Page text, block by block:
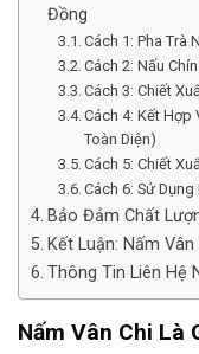
Đồng
Cách 1: Pha Trà
Cách 2: Nấu
Cách 3: Chiết
Cách 4: Kết Hợp
Toàn Diện)
Cách 5: Chiết
Cách 6: Sử
Bảo Đảm Chất
Kết Luận: Nấm
Thông Tin Liên Hệ
Nấm Vân Chi Là